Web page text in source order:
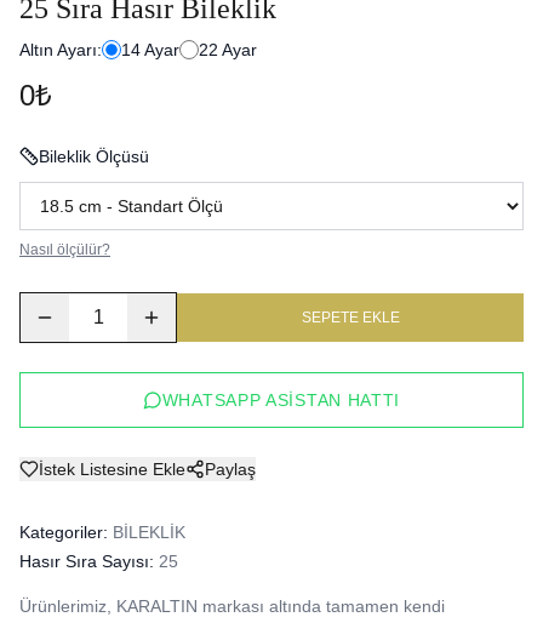
25 Sıra Hasır Bileklik
Altın Ayarı: 14Ayar 22 Ayar
0₺
Bileklik Ölçüsü
Nasıl ölçülür?
1 SEPETE EKLE
WHATSAPP ASISTAN HATTI
İstek Listesine Ekle Paylaş
Kategoriler: BİLEKLİK
Hasır Sıra Sayısı: 25
Ürünlerimiz, KARALTIN markası altında tamamen kendi